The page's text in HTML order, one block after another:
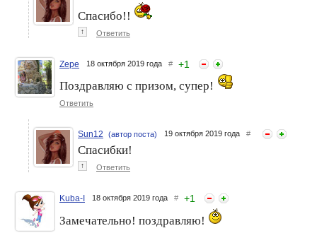
Спасибо!!
↑ Ответить
Zepe 18 октября 2019 года # +1
Поздравляю с призом, супер!
Ответить
Sun12 (автор поста) 19 октября 2019 года #
Спасибки!
↑ Ответить
Kuba-I 18 октября 2019 года # +1
Замечательно! поздравляю!